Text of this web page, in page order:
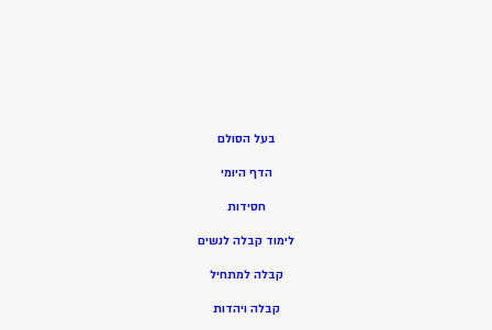
בעל הסולם
הדף היומי
חסידות
לימוד קבלה לנשים
קבלה למתחיל
קבלה ויהדות